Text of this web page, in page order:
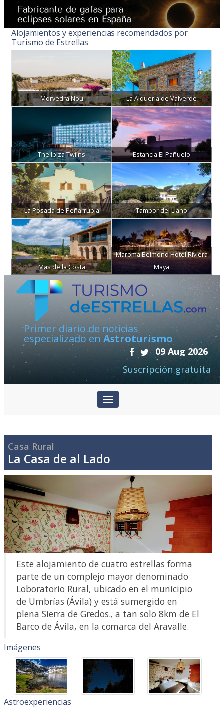
Alojamientos y experiencias recomendados por
Turismo de Estrellas
Morvedra Nou La Alquería de Valverde
The Ibiza Twiins Estancia El Pañuelo
La Posada de Peñarrubia Tambor del Llano
Mas de la Costa
Maroma Belmond Hotel Riviera
Maya
Primer diario de noticias
especializado en Astroturismo
09 Aug 2026
Suscripción gratuita
Casa Rural
La Casa de al Lado
Este alojamiento de cuatro estrellas forma
parte de un complejo mayor denominado
Loboratorio Rural, ubicado en el municipio
de Umbrías (Ávila) y está sumergido en
plena Sierra de Gredos., a tan solo 8km de El
Barco de Ávila, en la comarca del Aravalle.
Imágenes
Astroexperiencias